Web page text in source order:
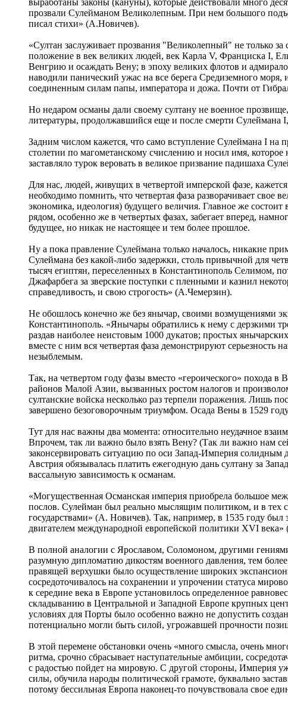
выработаны законы (кануны), которые действовали много
прозвали Сулейманом Великолепным. При нем большого
писал стихи» (А.Новичев).
«Султан заслуживает прозвания "Великолепный" не только
положение в век великих людей, век Карла V, Франциска I,
Венгрию и осаждать Вену; в эпоху великих флотов и
наводили панический ужас на все берега Средиземного моря,
соединенным силам папы, императора и дожа. Почти от
Но недаром османы дали своему султану не военное
литературы, продолжавшийся еще и после смерти
Задним числом кажется, что само вступление Сулеймана I на
столетии по магометанскому счислению и носил имя,
заставляло турок веровать в великое призвание падишаха
Для нас, людей, живущих в четвертой имперской фазе,
необходимо помнить, что четвертая фаза разворачивает свое
экономика, идеология) будущего величия. Главное же
рядом, особенно же в четвертых фазах, забегает вперед,
будущее, но никак не настоящее и тем более прошлое.
Ну а пока правление Сулеймана только началось, никакие
Сулеймана без какой-либо задержки, столь привычной для
тысяч египтян, переселенных в Константинополь Селимом,
Джафарбега за зверские поступки с пленными и казнил
справедливость, и свою строгость» (А.Чемерзин).
Не обошлось конечно же без янычар, своими возмущениями
Константинополь. «Янычары обратились к нему с дерзкими
раздав наиболее неистовым 1000 дукатов; простых
вместе с ним вся четвертая фаза демонстрируют
незыблемым.
Так, на четвертом году фазы вместо «героического» похода
районов Малой Азии, вызванных ростом налогов и
султанские войска несколько раз терпели поражения. Лишь
завершено безоговорочным триумфом. Осада Вены в 1529
Тут для нас важны два момента: относительно неудачное
Впрочем, так ли важно было взять Вену? (Так ли важно нам
законсервировать ситуацию по оси Запад-Империя
Австрия обязывалась платить ежегодную дань султану за
вассальную зависимость к османам.
«Могущественная Османская империя приобрела большое
послов. Сулейман был реально мыслящим политиком, и в тех
государствами» (А. Новичев). Так, например, в 1535 году
двигателем международной европейской политики ХVI
В полной аналогии с Ярославом, Соломоном, другими
разумную дипломатию дикостям военного давления, тем
правящей верхушки было осуществление широких
сосредоточивалось на сохранении и упрочении статуса
к середине века в Европе установилось определенное
складыванию в Центральной и Западной Европе крупных
условиях для Порты было особенно важно не допустить
потенциально могли быть силой, угрожавшей прочности
В этой перемене обстановки очень «много смысла, очень
ритма, срочно сбрасывает наступательные амбиции,
с радостью пойдет на мировую. С другой стороны, Империя
силы, обучила народы политической грамоте, буквально
потому бессильная Европа наконец-то почувствовала свое